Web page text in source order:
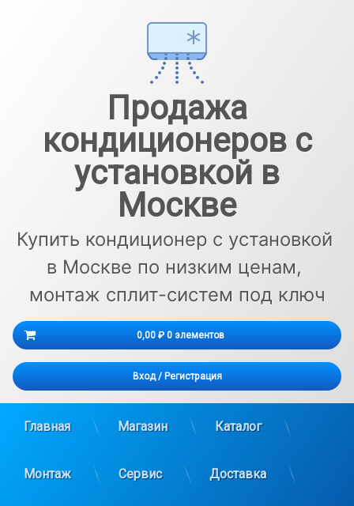
Продажа
кондиционеров с
установкой в
Москве
Купить кондиционер с установкой
в Москве по низким ценам,
монтаж сплит-систем под ключ
0,00 ₽ 0 элементов
Корзина пуста.
Вход/Регистрация
Главная Магазин Каталог
Монтаж Сервис Доставка